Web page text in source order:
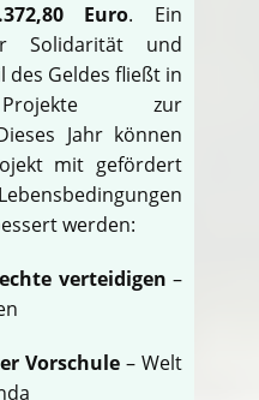
Euro. Ein
Solidarität und
des Geldes fließt in
zur
Jahr können
mit gefördert
werden:
verteidigen –
Vorschule – Welt